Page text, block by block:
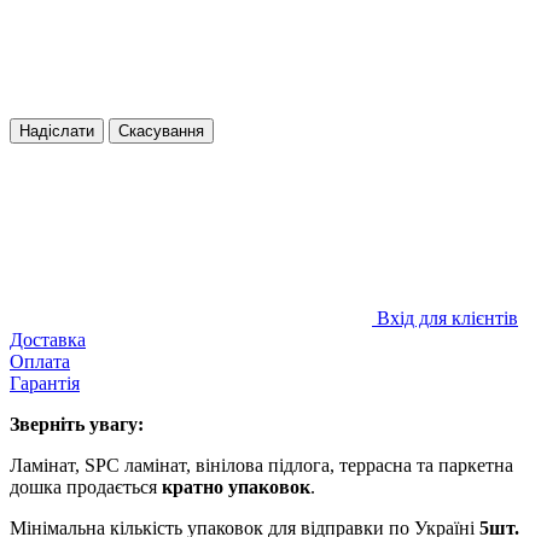
Надіслати Скасування
Вхід для клієнтів
Доставка
Оплата
Гарантія
Зверніть увагу:
Ламінат, SPC ламінат, вінілова підлога, террасна та паркетна
дошка продається кратно упаковок.
Мінімальна кількість упаковок для відправки по Україні 5шт.